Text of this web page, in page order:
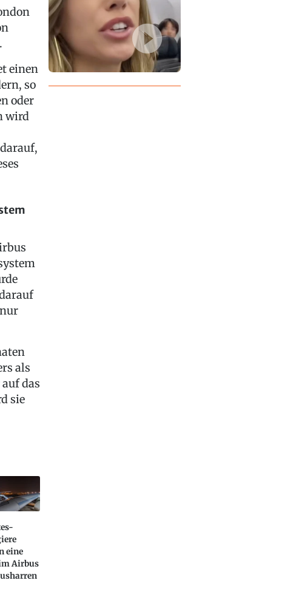
.
einen
so
oder
wird
als
das
sie
eine
Airbus